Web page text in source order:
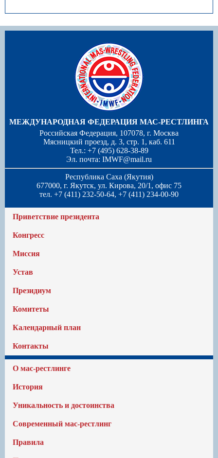
МЕЖДУНАРОДНАЯ ФЕДЕРАЦИЯ МАС-РЕСТЛИНГА
Российская Федерация, 107078, г. Москва
Мясницкий проезд, д. 3, стр. 1, каб. 611
Тел.: +7 (495) 628-38-89
Эл. почта: IMWF@mail.ru
Республика Саха (Якутия)
677000, г. Якутск, ул. Кирова, 20/1, офис 75
тел. +7 (411) 232-50-64, +7 (411) 234-00-90
Приветствие президента
Конгресс
Миссия
Устав
Президиум
Комитеты
Календарный план
Контакты
О мас-рестлинге
История
Уникальность и достоинства
Современный мас-рестлинг
Правила